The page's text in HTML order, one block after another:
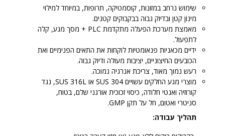
שימוש נרחב במזונות, קוסמטיקה, תרופות, במיוחד למילוי
מינון קטן ובדיוק גבוה בבקבוקים קטנים.
מאמצת מערכת הפעלה מתקדמת PLC + מסך מגע, קלה
לתפעול.
ידיים מכאניות פנאומטיות לוקחות את התאים הפנימיים ואת
הכובעים החיצוניים, יציבות מעולה ודיוק גבוה.
רעש נמוך מאוד, צריכת אנרגיה נמוכה.
מוצרי מגע החלקים עשויים SUS 304 או SUS 316L, נגד
קורוזיה ואנטי חלודה, כיסוי זכוכית אורגני שלם, בטוח,
סניטרי ואטום, חל על תקן GMP.
תהליך עבודה: